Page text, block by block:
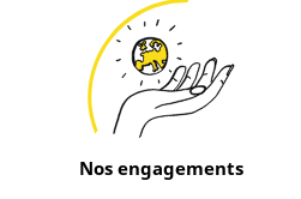
Nos engagements